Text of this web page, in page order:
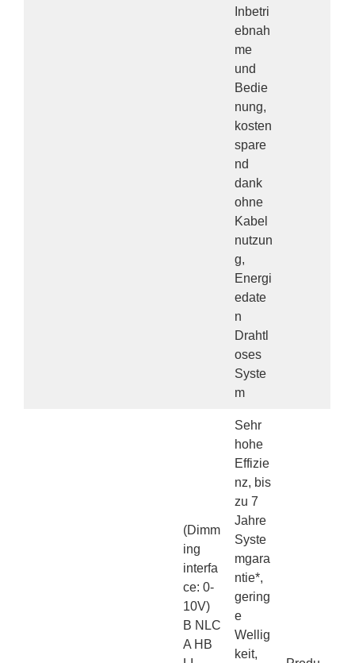
Inbetri
ebnah
me
und
Bedie
nung,
kosten
spare
nd
dank
ohne
Kabel
nutzun
g,
Energi
edate
n
Drahtl
oses
Syste
m
(Dimm
ing
interfa
ce: 0-
10V)
B NLC
A HB
Sehr
hohe
Effizie
nz, bis
zu 7
Jahre
Syste
mgara
ntie*,
gering
e
Wellig
keit,